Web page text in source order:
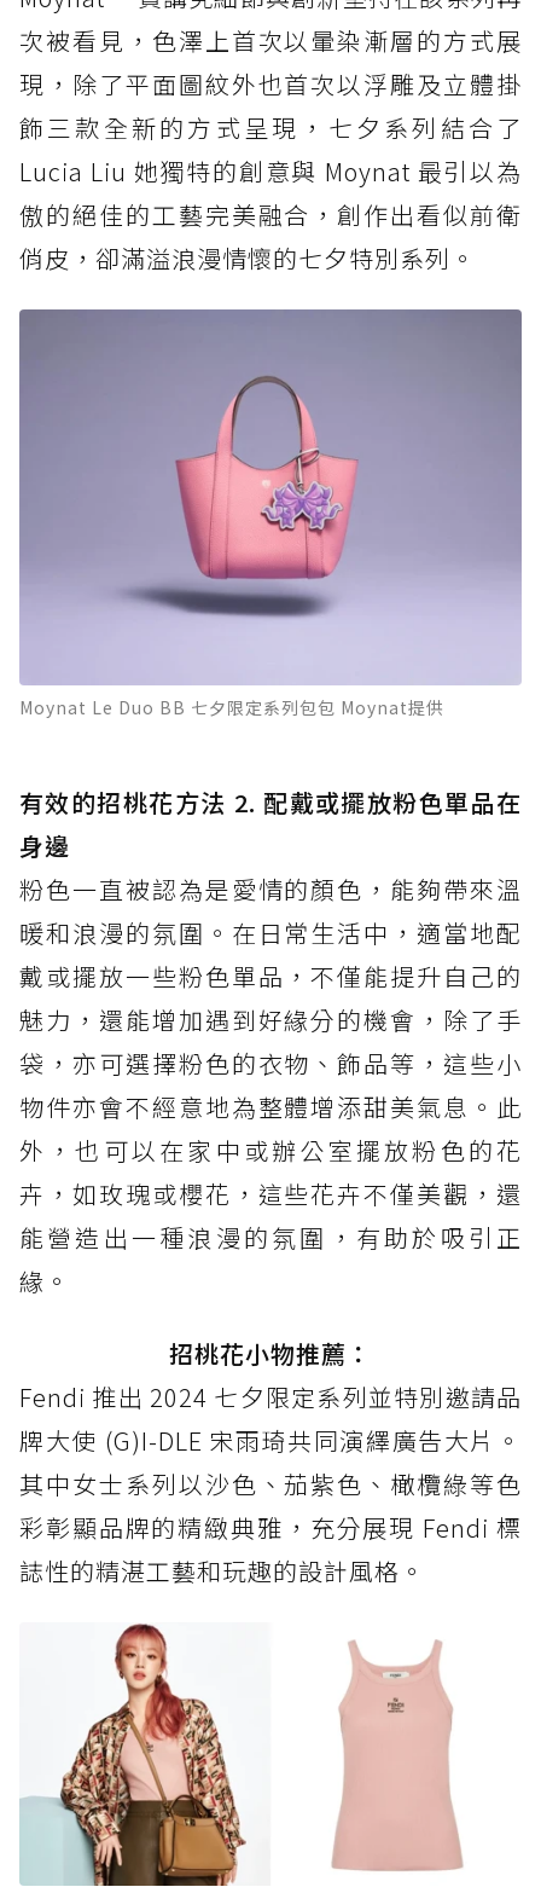
次被看見，色澤上首次以暈染漸層的方式展
現，除了平面圖紋外也首次以浮雕及立體掛
飾三款全新的方式呈現，七夕系列結合了
Lucia Liu 她獨特的創意與 Moynat 最引以為
傲的絕佳的工藝完美融合，創作出看似前衛
俏皮，卻滿溢浪漫情懷的七夕特別系列。
Moynat Le Duo BB 七夕限定系列包包 Moynat提供
有效的招桃花方法 2. 配戴或擺放粉色單品在
身邊
粉色一直被認為是愛情的顏色，能夠帶來溫
暖和浪漫的氛圍。在日常生活中，適當地配
戴或擺放一些粉色單品，不僅能提升自己的
魅力，還能增加遇到好緣分的機會，除了手
袋，亦可選擇粉色的衣物、飾品等，這些小
物件亦會不經意地為整體增添甜美氣息。此
外，也可以在家中或辦公室擺放粉色的花
卉，如玫瑰或櫻花，這些花卉不僅美觀，還
能營造出一種浪漫的氛圍，有助於吸引正
緣。
招桃花小物推薦：
Fendi 推出 2024 七夕限定系列並特別邀請品
牌大使 (G)I-DLE 宋雨琦共同演繹廣告大片。
其中女士系列以沙色、茄紫色、橄欖綠等色
彩彰顯品牌的精緻典雅，充分展現 Fendi 標
誌性的精湛工藝和玩趣的設計風格。